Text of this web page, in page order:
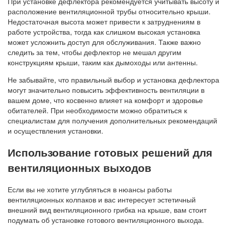
расположение вентиляционной трубы относительно крыши.
Недостаточная высота может привести к затруднениям в
работе устройства, тогда как слишком высокая установка
может усложнить доступ для обслуживания. Также важно
следить за тем, чтобы дефлектор не мешал другим
конструкциям крыши, таким как дымоходы или антенны.
Не забывайте, что правильный выбор и установка дефлектора
могут значительно повысить эффективность вентиляции в
вашем доме, что косвенно влияет на комфорт и здоровье
обитателей. При необходимости можно обратиться к
специалистам для получения дополнительных рекомендаций
и осуществления установки.
Использование готовых решений для
вентиляционных выходов
Если вы не хотите углубляться в нюансы работы
вентиляционных колпаков и вас интересует эстетичный
внешний вид вентиляционного грибка на крыше, вам стоит
подумать об установке готового вентиляционного выхода.